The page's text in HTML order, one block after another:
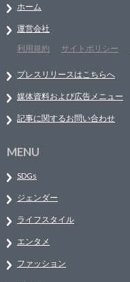
ホーム
運営会社
利用規約
サイトポリシー
プレスリリースはこちらへ
媒体資料および広告メニュー
記事に関するお問い合わせ
MENU
SDGs
ジェンダー
ライフスタイル
エンタメ
ファッション